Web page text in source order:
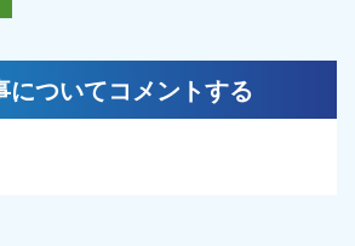
についてコメントする